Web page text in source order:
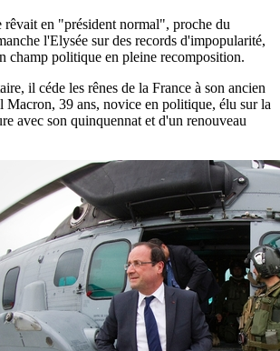
rêvait en "président normal", proche du
l'Elysée sur des records d'impopularité,
champ politique en pleine recomposition.
il céde les rênes de la France à son ancien
Macron, 39 ans, novice en politique, élu sur la
avec son quinquennat et d'un renouveau